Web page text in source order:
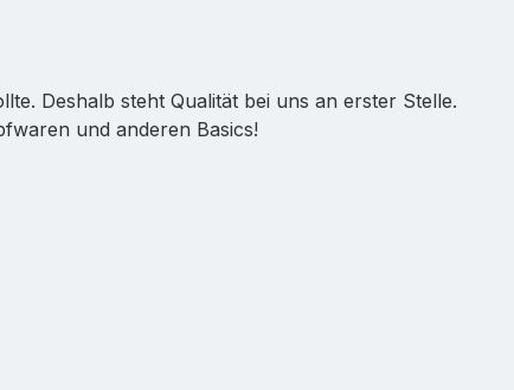
Deshalb steht Qualität bei uns an erster Stelle.
und anderen Basics!